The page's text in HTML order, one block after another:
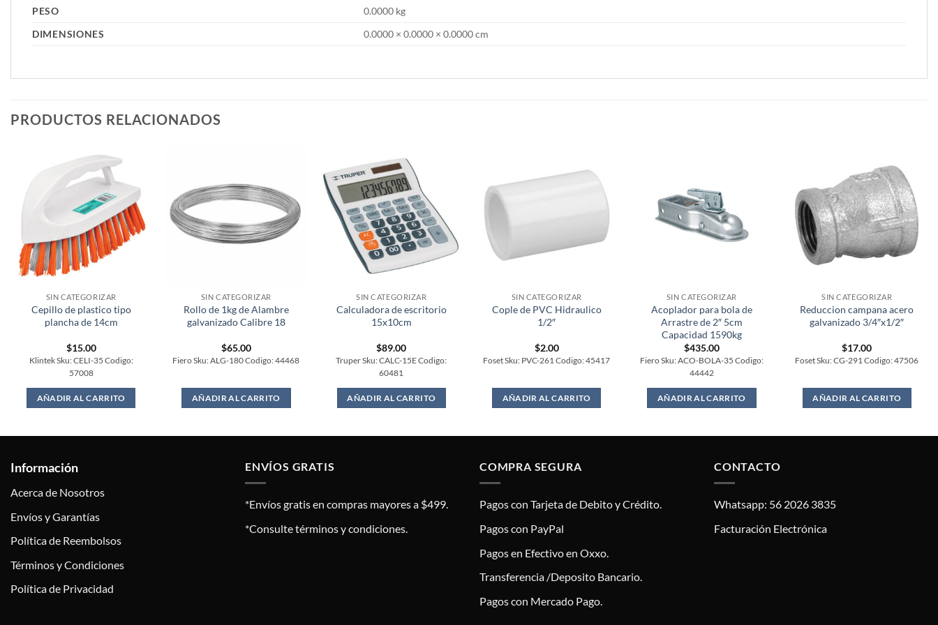
PESO
0.0000 kg
DIMENSIONES
0.0000 × 0.0000 × 0.0000 cm
PRODUCTOS RELACIONADOS
SIN CATEGORIZAR
Cepillo de plastico tipo
plancha de 14cm
$15.00
Klintek Sku: CELI-35 Codigo:
57008
AÑADIR AL CARRITO
SIN CATEGORIZAR
Rollo de 1kg de Alambre
galvanizado Calibre 18
$65.00
Fiero Sku: ALG-180 Codigo: 44468
AÑADIR AL CARRITO
SIN CATEGORIZAR
Calculadora de escritorio
15x10cm
$89.00
Truper Sku: CALC-15E Codigo:
60481
AÑADIR AL CARRITO
SIN CATEGORIZAR
Cople de PVC Hidraulico
1/2″
$2.00
Foset Sku: PVC-261 Codigo: 45417
AÑADIR AL CARRITO
SIN CATEGORIZAR
Acoplador para bola de
Arrastre de 2″ 5cm
Capacidad 1590kg
$435.00
Fiero Sku: ACO-BOLA-35 Codigo:
44442
AÑADIR AL CARRITO
SIN CATEGORIZAR
Reduccion campana acero
galvanizado 3/4″x1/2″
$17.00
Foset Sku: CG-291 Codigo: 47506
AÑADIR AL CARRITO
Información
Acerca de Nosotros
Envíos y Garantías
Política de Reembolsos
Términos y Condiciones
Política de Privacidad
ENVÍOS GRATIS
*Envíos gratis en compras mayores a $499.
*Consulte términos y condiciones.
COMPRA SEGURA
Pagos con Tarjeta de Debito y Crédito.
Pagos con PayPal
Pagos en Efectivo en Oxxo.
Transferencia /Deposito Bancario.
Pagos con Mercado Pago.
CONTACTO
Whatsapp: 56 2026 3835
Facturación Electrónica